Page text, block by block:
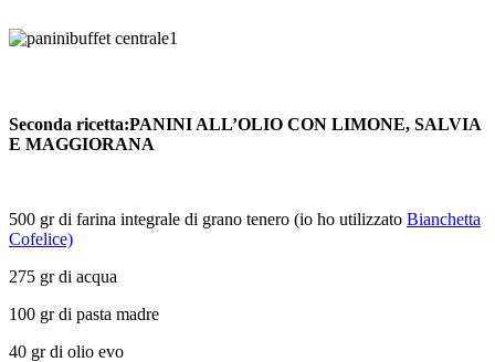
Seconda ricetta:PANINI ALL’OLIO CON LIMONE, SALVIA
E MAGGIORANA
500 gr di farina integrale di grano tenero (io ho utilizzato Bianchetta
Cofelice)
275 gr di acqua
100 gr di pasta madre
40 gr di olio evo